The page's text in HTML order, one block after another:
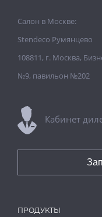
ПРОДУКТЫ
Салон в Москве:
Stendeco Румянцево
108811, г. Москва,
№9, павильон №202
Кабинет